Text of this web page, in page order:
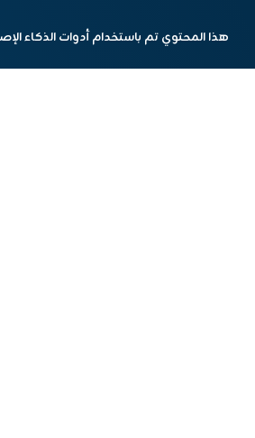
هذا المحتوي تم باستخدام أدوات الذكاء